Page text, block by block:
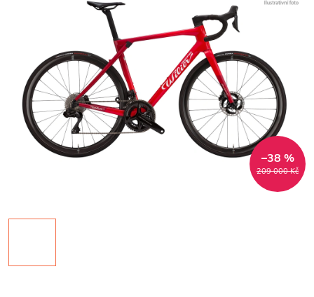
209 000 Kč
–38 %